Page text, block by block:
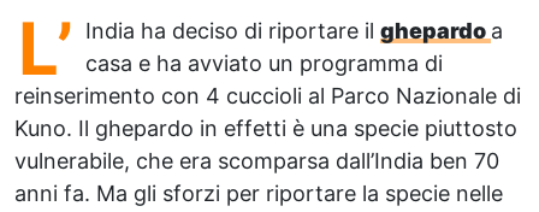
L’ India ha deciso di riportare il ghepardo a
casa e ha avviato un programma di
reinserimento con 4 cuccioli al Parco Nazionale di
Kuno. Il ghepardo in effetti è una specie piuttosto
vulnerabile, che era scomparsa dall’India ben 70
anni fa. Ma gli sforzi per riportare la specie nelle